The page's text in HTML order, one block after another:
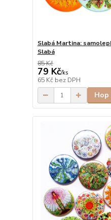
Slabá Martina:
Slabá
85 Kč
79 Kč/ks
65 Kč bez DPH
Hop